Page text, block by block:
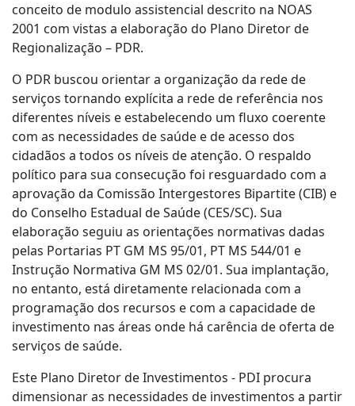
conceito de modulo assistencial descrito na NOAS
2001 com vistas a elaboração do Plano Diretor de
Regionalização – PDR.
O PDR buscou orientar a organização da rede de
serviços tornando explícita a rede de referência nos
diferentes níveis e estabelecendo um fluxo coerente
com as necessidades de saúde e de acesso dos
cidadãos a todos os níveis de atenção. O respaldo
político para sua consecução foi resguardado com a
aprovação da Comissão Intergestores Bipartite (CIB) e
do Conselho Estadual de Saúde (CES/SC). Sua
elaboração seguiu as orientações normativas dadas
pelas Portarias PT GM MS 95/01, PT MS 544/01 e
Instrução Normativa GM MS 02/01. Sua implantação,
no entanto, está diretamente relacionada com a
programação dos recursos e com a capacidade de
investimento nas áreas onde há carência de oferta de
serviços de saúde.
Este Plano Diretor de Investimentos - PDI procura
dimensionar as necessidades de investimentos a partir